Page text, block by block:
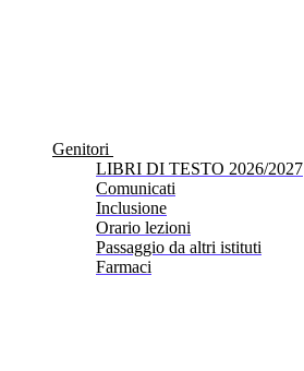
Genitori
LIBRI DI TESTO 2026/2027
Comunicati
Inclusione
Orario lezioni
Passaggio da altri istituti
Farmaci